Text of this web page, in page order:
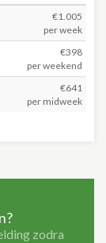
€1.005
per week
€398
per weekend
€641
per midweek
zodra